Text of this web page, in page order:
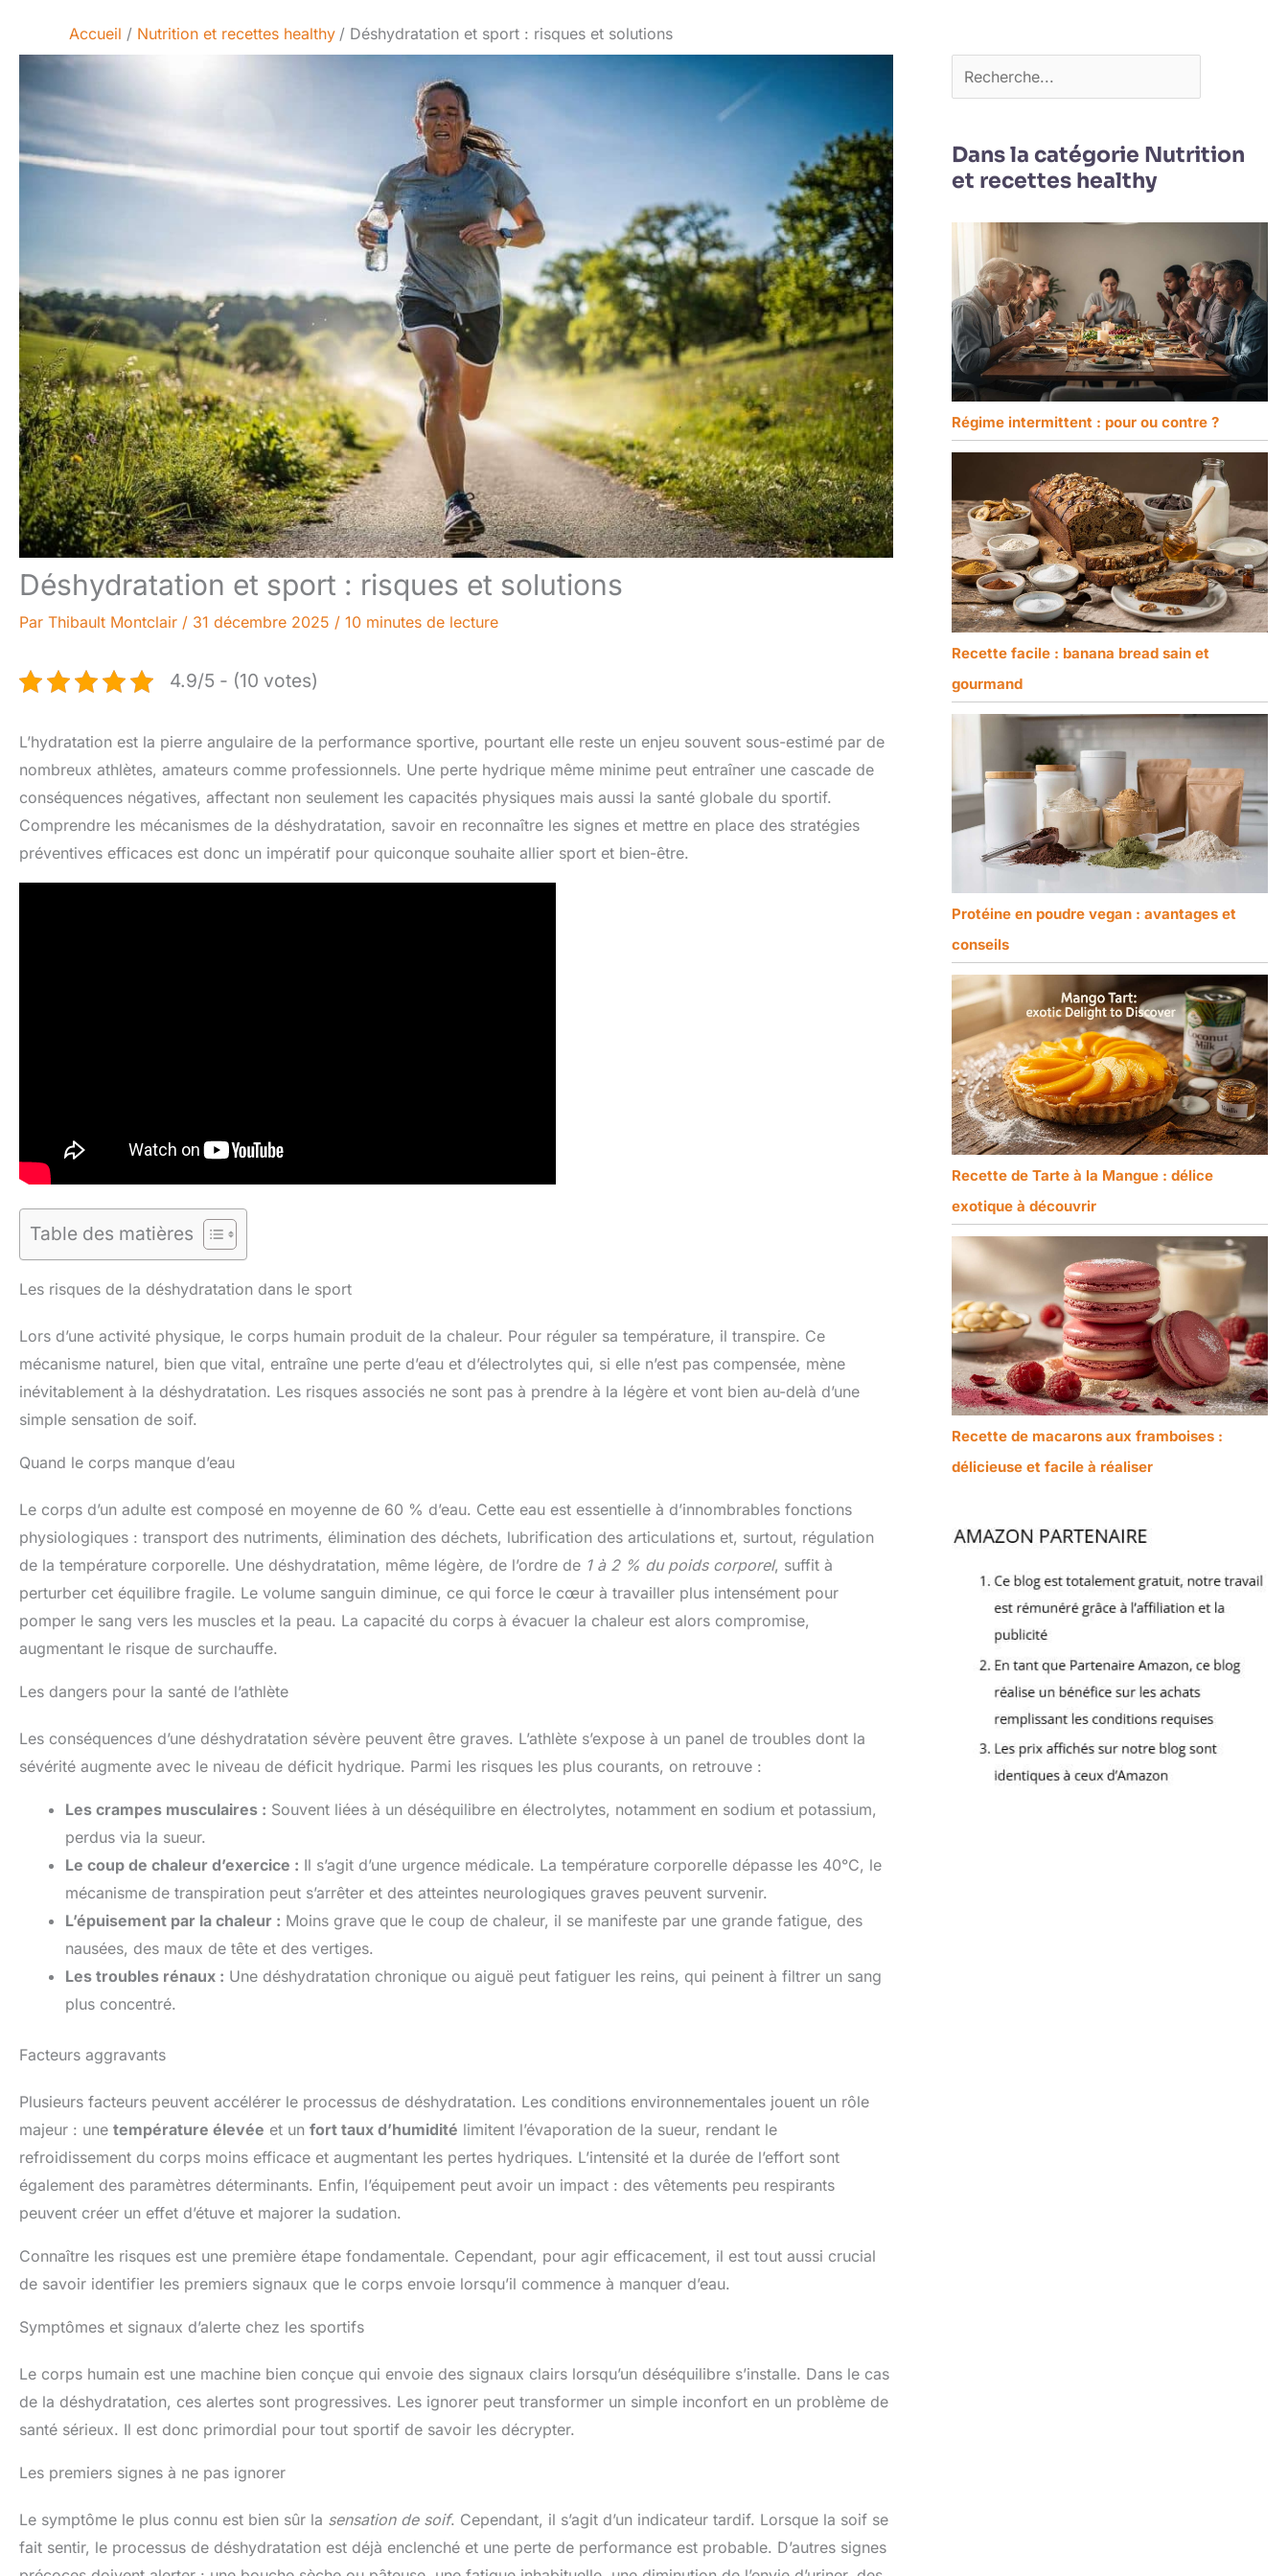
Accueil Nutrition et recettes healthy Déshydratation et sport : risques et solutions
Déshydratation et sport : risques et solutions
Par Thibault Montclair / 31 décembre 2025 / 10 minutes de lecture
4.9/5 - (10 votes)
L’hydratation est la pierre angulaire de la performance sportive, pourtant elle reste un enjeu souvent sous-estimé par de
nombreux athlètes, amateurs comme professionnels. Une perte hydrique même minime peut entraîner une cascade de
conséquences négatives, affectant non seulement les capacités physiques mais aussi la santé globale du sportif.
Comprendre les mécanismes de la déshydratation, savoir en reconnaître les signes et mettre en place des stratégies
préventives efficaces est donc un impératif pour quiconque souhaite allier sport et bien-être.
Table des matières
Les risques de la déshydratation dans le sport
Lors d’une activité physique, le corps humain produit de la chaleur. Pour réguler sa température, il transpire. Ce
mécanisme naturel, bien que vital, entraîne une perte d’eau et d’électrolytes qui, si elle n’est pas compensée, mène
inévitablement à la déshydratation. Les risques associés ne sont pas à prendre à la légère et vont bien au-delà d’une
simple sensation de soif.
Quand le corps manque d’eau
Le corps d’un adulte est composé en moyenne de 60 % d’eau. Cette eau est essentielle à d’innombrables fonctions
physiologiques : transport des nutriments, élimination des déchets, lubrification des articulations et, surtout, régulation
de la température corporelle. Une déshydratation, même légère, de l’ordre de 1 à 2 % du poids corporel, suffit à
perturber cet équilibre fragile. Le volume sanguin diminue, ce qui force le cœur à travailler plus intensément pour
pomper le sang vers les muscles et la peau. La capacité du corps à évacuer la chaleur est alors compromise,
augmentant le risque de surchauffe.
Les dangers pour la santé de l’athlète
Les conséquences d’une déshydratation sévère peuvent être graves. L’athlète s’expose à un panel de troubles dont la
sévérité augmente avec le niveau de déficit hydrique. Parmi les risques les plus courants, on retrouve :
Les crampes musculaires : Souvent liées à un déséquilibre en électrolytes, notamment en sodium et potassium,
perdus via la sueur.
Le coup de chaleur d’exercice : Il s’agit d’une urgence médicale. La température corporelle dépasse les 40°C, le
mécanisme de transpiration peut s’arrêter et des atteintes neurologiques graves peuvent survenir.
L’épuisement par la chaleur : Moins grave que le coup de chaleur, il se manifeste par une grande fatigue, des
nausées, des maux de tête et des vertiges.
Les troubles rénaux : Une déshydratation chronique ou aiguë peut fatiguer les reins, qui peinent à filtrer un sang
plus concentré.
Facteurs aggravants
Plusieurs facteurs peuvent accélérer le processus de déshydratation. Les conditions environnementales jouent un rôle
majeur : une température élevée et un fort taux d’humidité limitent l’évaporation de la sueur, rendant le
refroidissement du corps moins efficace et augmentant les pertes hydriques. L’intensité et la durée de l’effort sont
également des paramètres déterminants. Enfin, l’équipement peut avoir un impact : des vêtements peu respirants
peuvent créer un effet d’étuve et majorer la sudation.
Connaître les risques est une première étape fondamentale. Cependant, pour agir efficacement, il est tout aussi crucial
de savoir identifier les premiers signaux que le corps envoie lorsqu’il commence à manquer d’eau.
Symptômes et signaux d’alerte chez les sportifs
Le corps humain est une machine bien conçue qui envoie des signaux clairs lorsqu’un déséquilibre s’installe. Dans le cas
de la déshydratation, ces alertes sont progressives. Les ignorer peut transformer un simple inconfort en un problème de
santé sérieux. Il est donc primordial pour tout sportif de savoir les décrypter.
Les premiers signes à ne pas ignorer
Le symptôme le plus connu est bien sûr la sensation de soif. Cependant, il s’agit d’un indicateur tardif. Lorsque la soif se
fait sentir, le processus de déshydratation est déjà enclenché et une perte de performance est probable. D’autres signes
Dans la catégorie Nutrition
et recettes healthy
Régime intermittent : pour ou contre ?
Recette facile : banana bread sain et
gourmand
Protéine en poudre vegan : avantages et
conseils
Recette de Tarte à la Mangue : délice
exotique à découvrir
Recette de macarons aux framboises :
délicieuse et facile à réaliser